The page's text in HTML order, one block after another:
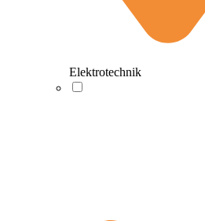
Elektrotechnik